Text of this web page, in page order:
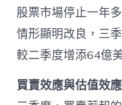
股票市場停止一年
情形顯明改良，三
較二季度增添64億
買賣效應與估值效